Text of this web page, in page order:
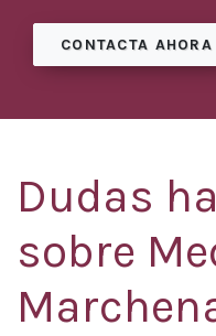
CONTACTA AHORA
Dudas
sobre